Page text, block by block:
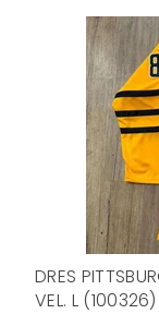
DRES
VEL. L (100326)